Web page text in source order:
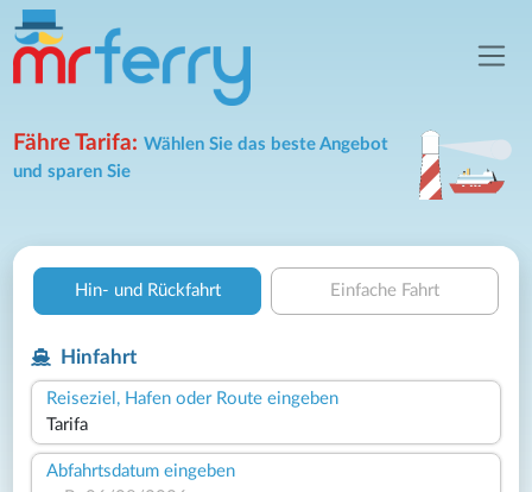
Fähre Tarifa:Wählen Sie das beste Angebot
und sparen Sie
Hin- und Rückfahrt Einfache Fahrt
Hinfahrt
Reiseziel, Hafen oder Route eingeben
Abfahrtsdatum eingeben